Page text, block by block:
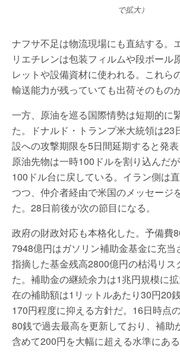
で拡大）
ナフサ不足は物流現場にも直結する。
リエチレンは包装フィルムや段ボール
レットや設備資材に使われる。これら
輸送能力が残っていても出荷そのもの
一方、原油を巡る国際情勢は短期的に
た。ドナルド・トランプ米大統領は23
設への攻撃期限を5日間延期すると発
原油先物は一時100ドルを割り込んだ
100ドル台に戻している。イラン側は
つつ、仲介者経由で米国のメッセージ
た。28日前後が次の節目になる。
政府の財政対応も本格化した。予備費
7948億円はガソリン補助金基金に充当
指摘した基金残高2800億円の枯渇リス
た。補助金の継続余力は1兆円規模に
在の補助額は1リットルあたり30円20
170円程度に抑える方針だ。16日時点
80銭で過去最高を更新しており、補助
含めて200円を大幅に超える水準にある